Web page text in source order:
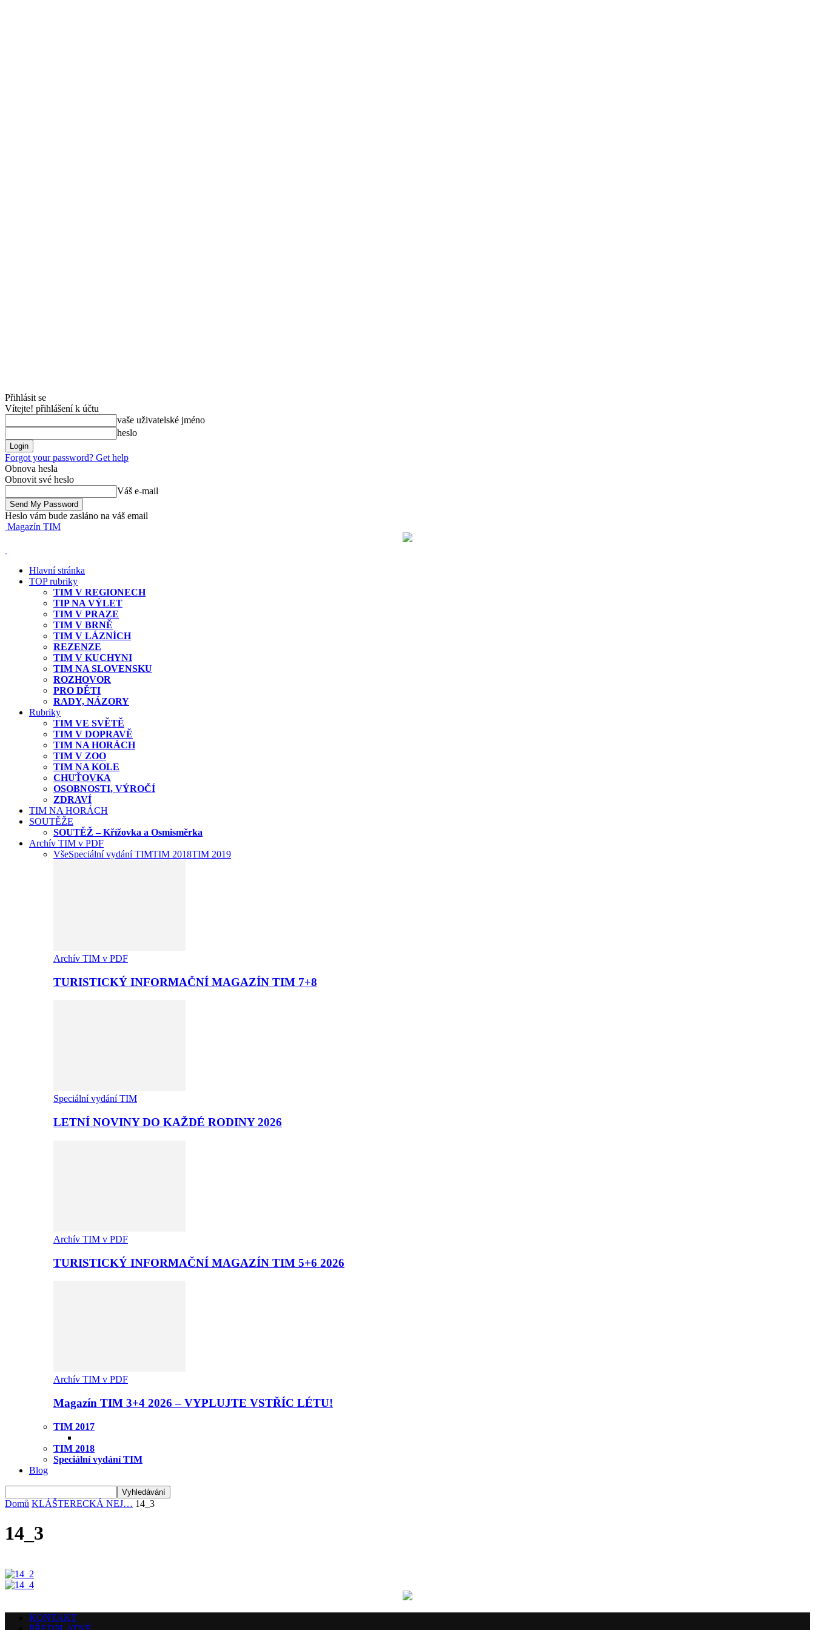
Přihlásit se
Vítejte! přihlášení k účtu
vaše uživatelské jméno
heslo
Forgot your password? Get help
Obnova hesla
Obnovit své heslo
Váš e-mail
Heslo vám bude zasláno na váš email
Magazín TIM
Hlavní stránka
TOP rubriky
TIM V REGIONECH
TIP NA VÝLET
TIM V PRAZE
TIM V BRNĚ
TIM V LÁZNÍCH
REZENZE
TIM V KUCHYNI
TIM NA SLOVENSKU
ROZHOVOR
PRO DĚTI
RADY, NÁZORY
Rubriky
TIM VE SVĚTĚ
TIM V DOPRAVĚ
TIM NA HORÁCH
TIM V ZOO
TIM NA KOLE
CHUŤOVKA
OSOBNOSTI, VÝROČÍ
ZDRAVÍ
TIM NA HORÁCH
SOUTĚŽE
SOUTĚŽ – Křížovka a Osmisměrka
Archív TIM v PDF
VšeSpeciální vydání TIMTIM 2018TIM 2019
Archív TIM v PDF
TURISTICKÝ INFORMAČNÍ MAGAZÍN TIM 7+8
Speciální vydání TIM
LETNÍ NOVINY DO KAŽDÉ RODINY 2026
Archív TIM v PDF
TURISTICKÝ INFORMAČNÍ MAGAZÍN TIM 5+6 2026
Archív TIM v PDF
Magazín TIM 3+4 2026 – VYPLUJTE VSTŘÍC LÉTU!
TIM 2017
TIM 2018
Speciální vydání TIM
Blog
Domů KLÁŠTERECKÁ NEJ… 14_3
14_3
KONTAKT